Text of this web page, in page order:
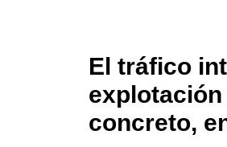
El tráfico
concreto,